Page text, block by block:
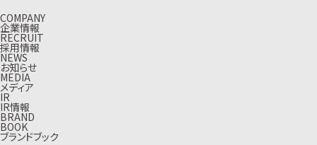
COMPANY
企業情報
RECRUIT
採用情報
NEWS
お知らせ
MEDIA
メディア
IR
IR情報
BRAND
BOOK
ブランドブック